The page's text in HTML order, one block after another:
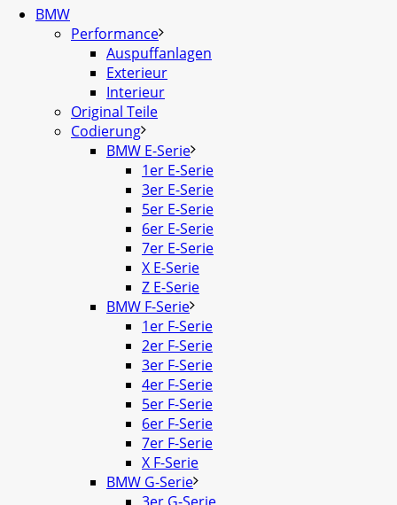
BMW
Performance
Auspuffanlagen
Exterieur
Interieur
Original Teile
Codierung
BMW E-Serie
1er E-Serie
3er E-Serie
5er E-Serie
6er E-Serie
7er E-Serie
X E-Serie
Z E-Serie
BMW F-Serie
1er F-Serie
2er F-Serie
3er F-Serie
4er F-Serie
5er F-Serie
6er F-Serie
7er F-Serie
X F-Serie
BMW G-Serie